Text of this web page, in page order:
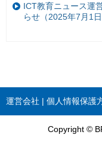
ICT教育ニュース運
らせ（2025年7月1日
運営会社 個人情報保護
Copyright ©